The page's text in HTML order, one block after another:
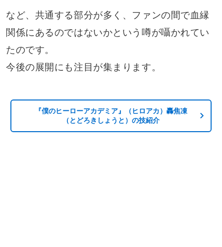
など、共通する部分が多く、ファンの間で血縁
関係にあるのではないかという噂が囁かれてい
たのです。
今後の展開にも注目が集まります。
『僕のヒーローアカデミア』（ヒロアカ）轟焦凍
（とどろきしょうと）の技紹介